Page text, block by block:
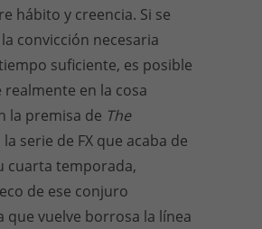
hábito y creencia. Si se
convicción necesaria
suficiente, es posible
en la cosa
la premisa de The
la serie de FX que acaba de
cuarta temporada,
de ese conjuro
que vuelve borrosa la línea